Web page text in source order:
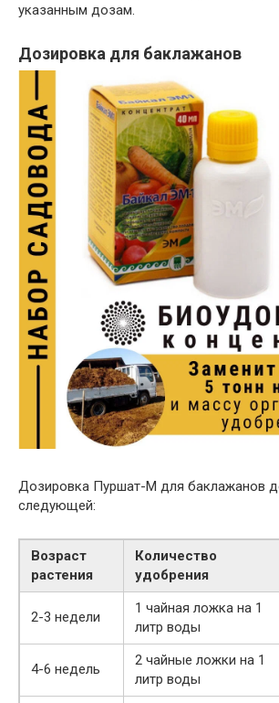
указанным дозам.
Дозировка для баклажанов
Дозировка Пуршат-М для баклажанов
следующей:
Возраст
растения
Количество
удобрения
2-3 недели
1 чайная ложка на 1
литр воды
4-6 недель
2 чайные ложки на 1
литр воды